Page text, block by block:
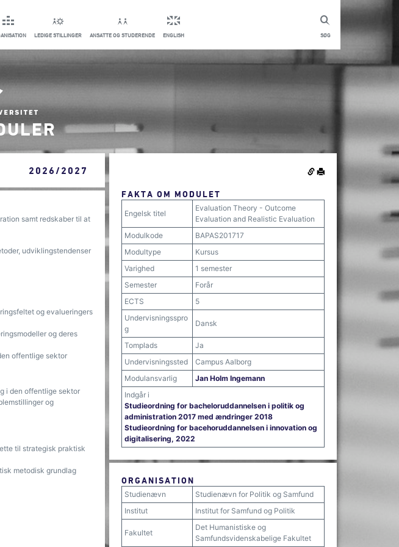
SØG
LEDIGE STILLINGER ANSATTE OG STUDERENDE ENGLISH
2026/2027
samt redskaber til at
udviklingstendenser
og evalueringers
og deres
offentlige sektor
i den offentlige sektor
og
til strategisk praktisk
metodisk grundlag
FAKTA OM MODULET
Engelsk titel
Evaluation Theory - Outcome
Evaluation and Realistic Evaluation
Modulkode
BAPAS201717
Modultype
Kursus
Varighed
1 semester
Semester
Forår
ECTS
5
Undervisningsspro
g
Dansk
Tomplads
Ja
Undervisningssted
Campus Aalborg
Modulansvarlig
Jan Holm Ingemann
Indgår i
Studieordning for bacheloruddannelsen i politik og
administration 2017 med ændringer 2018
Studieordning for bacehoruddannelsen i innovation og
digitalisering, 2022
ORGANISATION
Studienævn
Studienævn for Politik og Samfund
Institut
Institut for Samfund og Politik
Fakultet
Det Humanistiske og
Samfundsvidenskabelige Fakultet